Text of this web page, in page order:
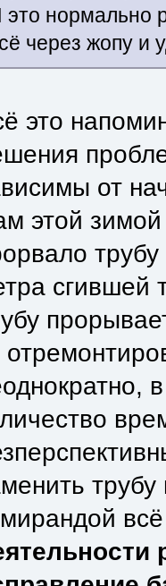
это нормально
через жопу и
это
от
этой
сгившей
всё